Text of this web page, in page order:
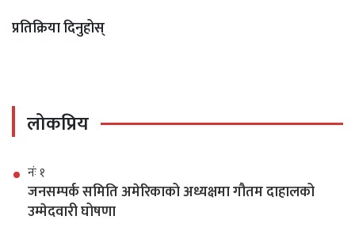
प्रतिक्रिया दिनुहोस्
लोकप्रिय
नंः १
जनसम्पर्क समिति अमेरिकाको अध्यक्षमा गौतम दाहालको
उम्मेदवारी घोषणा